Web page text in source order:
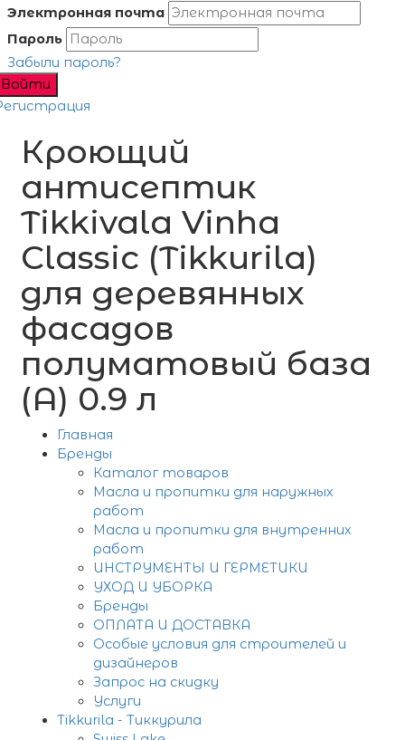
Электронная почта
Пароль
Забыли пароль?
Войти
Кроющий
антисептик
Tikkivala Vinha
Classic (Tikkurila)
для деревянных
фасадов
полуматовый база
(А) 0.9 л
Главная
Бренды
Каталог товаров
Масла и пропитки для наружных
работ
Масла и пропитки для внутренних
работ
ИНСТРУМЕНТЫ И ГЕРМЕТИКИ
УХОД И УБОРКА
Бренды
ОПЛАТА И ДОСТАВКА
Особые условия для строителей и
дизайнеров
Запрос на скидку
Услуги
Tikkurila - Тиккурила